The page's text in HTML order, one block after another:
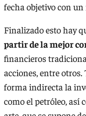
fecha objetivo con
Finalizado esto hay
partir de la mejor
financieros
acciones, entre
forma indirecta la
como el petróleo, así